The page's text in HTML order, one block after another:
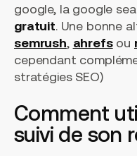
google, la google
gratuit. Une bonne
semrush, ahrefsou
cependant
stratégies SEO)
Comment
suivi de son